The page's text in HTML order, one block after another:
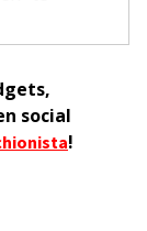
social
!